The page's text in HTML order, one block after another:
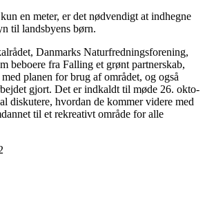
en meter, er det nød­ven­digt at ind­heg­ne
til lands­by­ens børn.
Dan­marks Natur­fred­nings­for­e­ning,
bebo­e­re fra Fal­ling et grønt part­ner­skab,
pla­nen for brug af områ­det, og også
gjort. Det er ind­kaldt til møde 26. okto­
dis­ku­te­re, hvor­dan de kom­mer vide­re med
til et rekre­a­tivt områ­de for alle